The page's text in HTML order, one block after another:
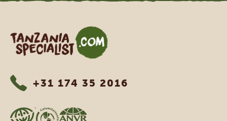
Tanzania Specialist
+31 174 35 2016